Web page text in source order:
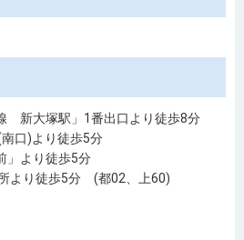
新大塚駅」1番出口より徒歩8分
口)より徒歩5分
」より徒歩5分
より徒歩5分 (都02、上60)